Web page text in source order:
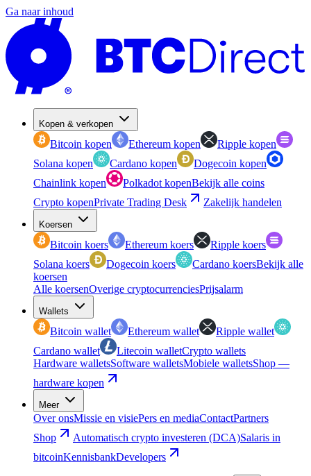
Ga naar inhoud
Kopen & verkopen
Bitcoin kopen Ethereum kopen
Ripple kopen
Solana kopen
Cardano kopen
Dogecoin kopen
Chainlink kopen
Polkadot kopenBekijk alle coins
Crypto kopenPrivate Trading Desk Zakelijk handelen
Koersen
Bitcoin koers Ethereum koers
Ripple koers
Solana koers
Dogecoin koers Cardano koersBekijk alle
koersen
Alle koersenOverige cryptocurrenciesPrijsalarm
Wallets
Bitcoin wallet Ethereum wallet
Ripple wallet
Cardano wallet
Litecoin walletCrypto wallets
Hardware walletsSoftware walletsMobiele walletsShop —
hardware kopen
Meer
Over onsMissie en visiePers en mediaContactPartners
Shop
Automatisch crypto investeren (DCA)Salaris in
bitcoinKennisbankDevelopers